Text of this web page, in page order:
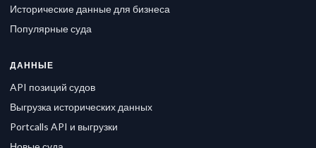
Исторические данные для бизнеса
Популярные суда
ДАННЫЕ
API позиций судов
Выгрузка исторических данных
Portcalls API и выгрузки